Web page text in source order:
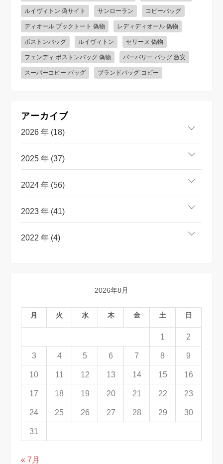
ルイヴィトン 偽サイト サンローラン コピーバッグ
ディオール ブックトート 偽物 レディディオール 偽物
ボストンバッグ ルイヴィトン セリーヌ 偽物
フェンディ ボストンバッグ 偽物 バーバリー バッグ 激安
スーパーコピー バッグ ブランドバッグ コピー
アーカイブ
2026 年 (18)
2025 年 (37)
2024 年 (56)
2023 年 (41)
2022 年 (4)
2026年8月
月 火 水 木 金 土 日
1 2
3 4 5 6 7 8 9
10 11 12 13 14 15 16
17 18 19 20 21 22 23
24 25 26 27 28 29 30
31
« 7月